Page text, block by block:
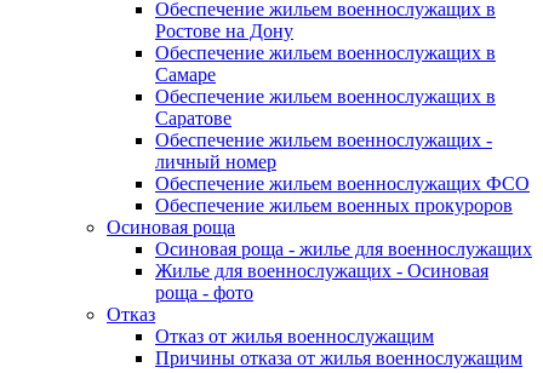
Обеспечение жильем военнослужащих в
Ростове на Дону
Обеспечение жильем военнослужащих в
Самаре
Обеспечение жильем военнослужащих в
Саратове
Обеспечение жильем военнослужащих -
личный номер
Обеспечение жильем военнослужащих ФСО
Обеспечение жильем военных прокуроров
Осиновая роща
Осиновая роща - жилье для военнослужащих
Жилье для военнослужащих - Осиновая
роща - фото
Отказ
Отказ от жилья военнослужащим
Причины отказа от жилья военнослужащим